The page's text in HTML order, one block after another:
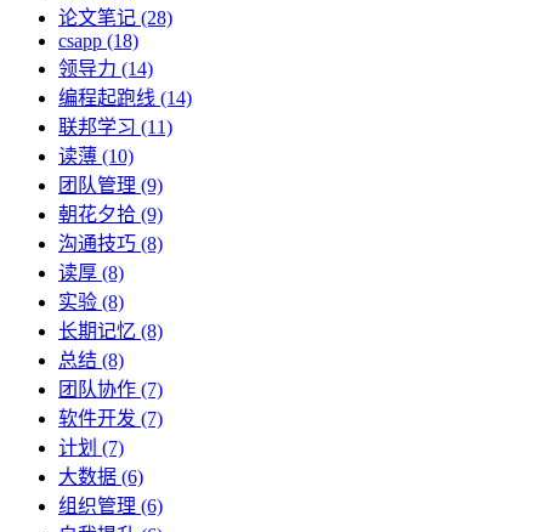
论文笔记 (28)
csapp (18)
领导力 (14)
编程起跑线 (14)
联邦学习 (11)
读薄 (10)
团队管理 (9)
朝花夕拾 (9)
沟通技巧 (8)
读厚 (8)
实验 (8)
长期记忆 (8)
总结 (8)
团队协作 (7)
软件开发 (7)
计划 (7)
大数据 (6)
组织管理 (6)